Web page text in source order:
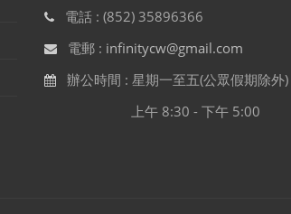
電話 : (852) 35896366
電郵 : infinitycw@gmail.com
辦公時間 : 星期一至五(公眾假期除外)
上午 8:30 - 下午 5:00